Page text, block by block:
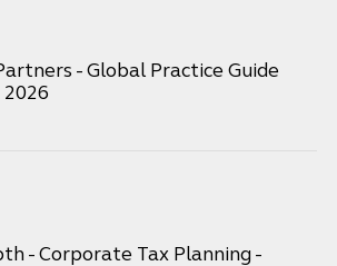
- Global Practice Guide
- Corporate Tax Planning -